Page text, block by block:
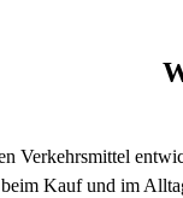
Verkehrsmittel
Kauf und im